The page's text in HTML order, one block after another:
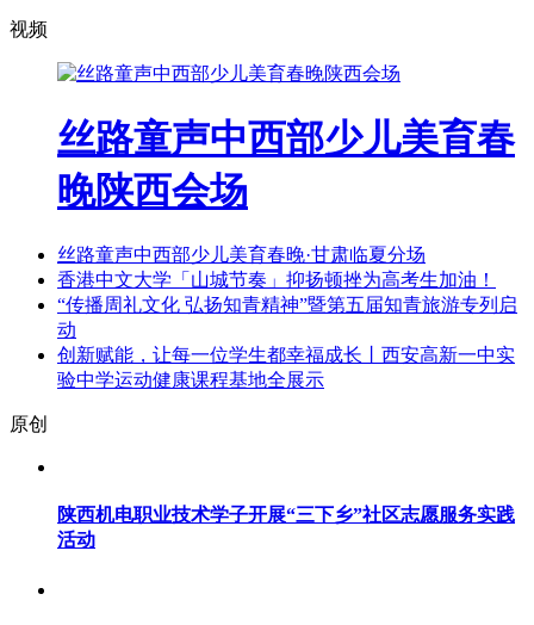
视频
丝路童声中西部少儿美育春
晚陕西会场
丝路童声中西部少儿美育春晚·甘肃临夏分场
香港中文大学「山城节奏」抑扬顿挫为高考生加油！
“传播周礼文化 弘扬知青精神”暨第五届知青旅游专列启
动
创新赋能，让每一位学生都幸福成长丨西安高新一中实
验中学运动健康课程基地全展示
原创
陕西机电职业技术学子开展“三下乡”社区志愿服务实践
活动